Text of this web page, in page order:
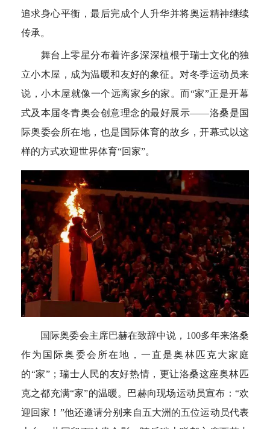
追求身心平衡，最后完成个人升华并将奥运精神继续
传承。
舞台上零星分布着许多深深植根于瑞士文化的独
立小木屋，成为温暖和友好的象征。对冬季运动员来
说，小木屋就像一个远离家乡的家。而“家”正是开幕
式及本届冬青奥会创意理念的最好展示——洛桑是国
际奥委会所在地，也是国际体育的故乡，开幕式以这
样的方式欢迎世界体育“回家”。
国际奥委会主席巴赫在致辞中说，100多年来洛桑
作为国际奥委会所在地，一直是奥林匹克大家庭
的“家”；瑞士人民的友好热情，更让洛桑这座奥林匹
克之都充满“家”的温暖。巴赫向现场运动员宣布：“欢
迎回家！”他还邀请分别来自五大洲的五位运动员代表